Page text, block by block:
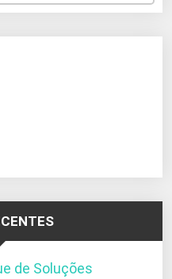
de Soluções